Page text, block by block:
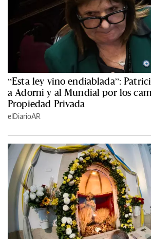
“Esta ley vino endiablada”:
a Adorni y al Mundial por los
Propiedad Privada
elDiarioAR